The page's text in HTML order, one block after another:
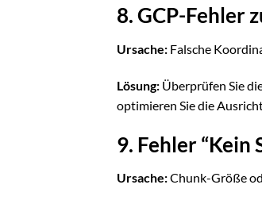
8. GCP-Fehler
Ursache: Falsche
Lösung: Überprüfen Sie
optimieren Sie die
9. Fehler “Kein
Ursache:Chunk-Größe